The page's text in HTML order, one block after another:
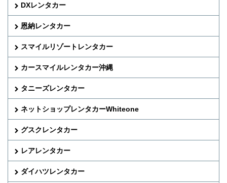
DXレンタカー
恩納レンタカー
スマイルリゾートレンタカー
カースマイルレンタカー沖縄
タニーズレンタカー
ネットショップレンタカーWhiteone
グスクレンタカー
レアレンタカー
ダイハツレンタカー